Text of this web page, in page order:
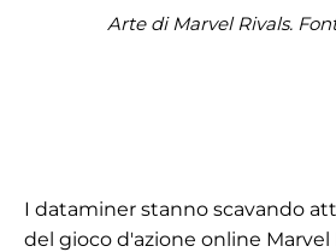
Arte di Marvel Rivals.
I dataminer stanno scavando
del gioco d'azione online Marvel